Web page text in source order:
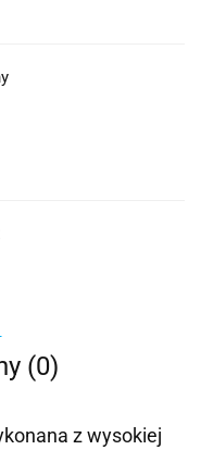
(0)
z wysokiej